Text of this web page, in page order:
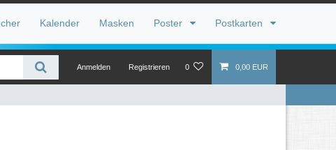
Kalender Masken Poster Postkarten
Anmelden Registrieren 0 0,00 EUR